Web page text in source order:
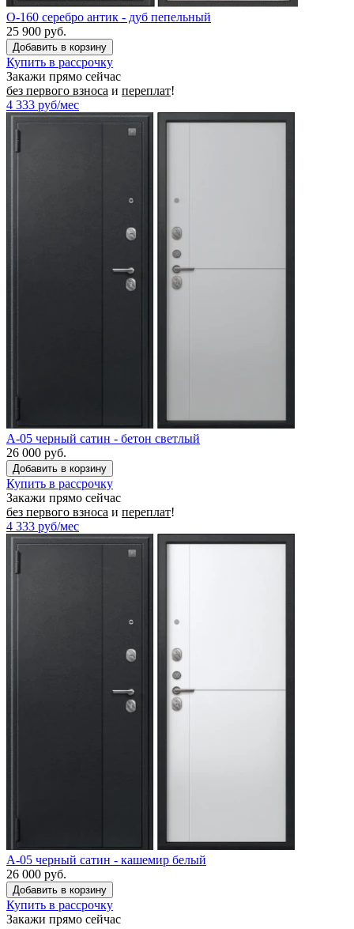
O-160 серебро антик - дуб пепельный
25 900 руб.
Купить в рассрочку
Закажи прямо сейчас
без первого взноса и переплат!
4 333 руб/мес
A-05 черный сатин - бетон светлый
26 000 руб.
Купить в рассрочку
Закажи прямо сейчас
без первого взноса и переплат!
4 333 руб/мес
A-05 черный сатин - кашемир белый
26 000 руб.
Купить в рассрочку
Закажи прямо сейчас